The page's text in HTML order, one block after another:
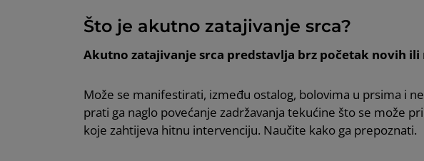
Što je akutno zatajivanje srca?
Akutno zatajivanje srca predstavlja brz početak novih
Može se manifestirati, između ostalog, bolovima u prsima i
prati ga naglo povećanje zadržavanja tekućine što se može
koje zahtijeva hitnu intervenciju. Naučite kako ga prepoznati.